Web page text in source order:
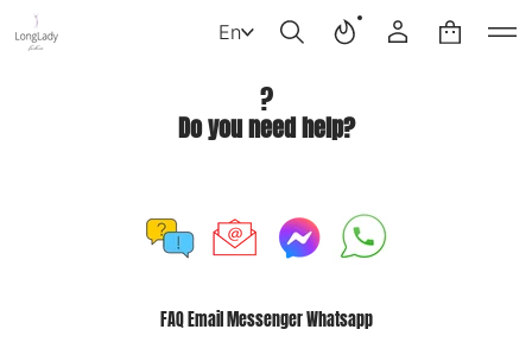
En
?
Do you need help?
FAQ Email Messenger Whatsapp